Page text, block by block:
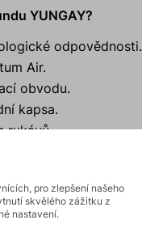
YUNGAY?
odpovědnosti.
Air.
obvodu.
kapsa.
rukávů.
pro zlepšení našeho
skvělého zážitku z
nastavení.